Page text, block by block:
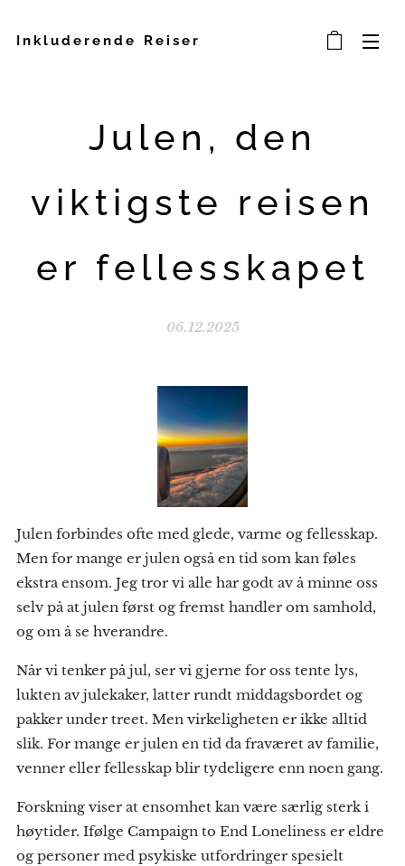
Inkluderende Reiser
Julen, den
viktigste reisen
er fellesskapet
06.12.2025
Julen forbindes ofte med glede, varme og fellesskap.
Men for mange er julen også en tid som kan føles
ekstra ensom. Jeg tror vi alle har godt av å minne oss
selv på at julen først og fremst handler om samhold,
og om å se hverandre.
Når vi tenker på jul, ser vi gjerne for oss tente lys,
lukten av julekaker, latter rundt middagsbordet og
pakker under treet. Men virkeligheten er ikke alltid
slik. For mange er julen en tid da fraværet av familie,
venner eller fellesskap blir tydeligere enn noen gang.
Forskning viser at ensomhet kan være særlig sterk i
høytider. Ifølge Campaign to End Loneliness er eldre
og personer med psykiske utfordringer spesielt